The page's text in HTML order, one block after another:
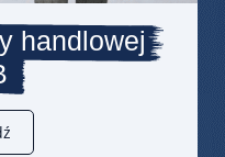
handlowej